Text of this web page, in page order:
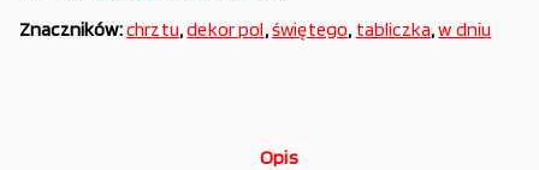
Znaczników:chrztu,dekor pol,świętego, tabliczka,w dniu
Opis